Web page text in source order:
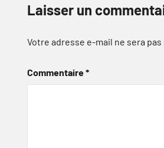
Laisser un
Votre adresse e-mail ne sera pas
Commentaire*